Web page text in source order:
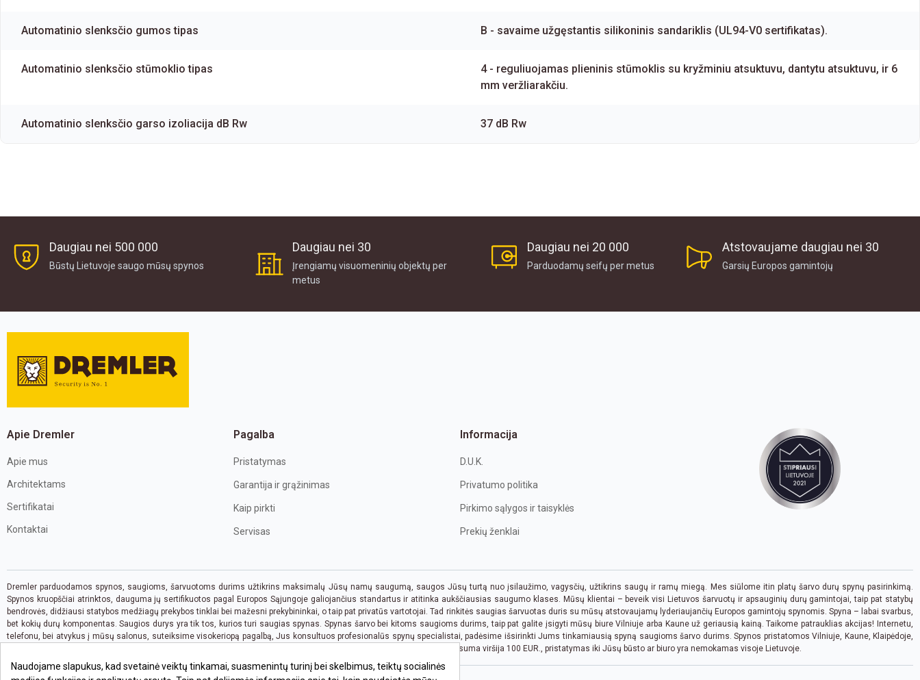
Automatinio slenksčio gumos tipas B - savaime užgęstantis silikoninis sandariklis (UL94-V0 sertifikatas).
Automatinio slenksčio stūmoklio tipas
4 - reguliuojamas plieninis stūmoklis su kryžminiu atsuktuvu, dantytu atsuktuvu, ir 6
mm veržliarakčiu.
Automatinio slenksčio garso izoliacija dB Rw 37 dB Rw
Daugiau nei 500 000
Būstų Lietuvoje saugo mūsų spynos
Daugiau nei 30
Įrengiamų visuomeninių objektų per
metus
Daugiau nei 20 000
Parduodamų seifų per metus
Atstovaujame daugiau nei 30
Garsių Europos gamintojų
Apie Dremler
Apie mus
Architektams
Sertifikatai
Kontaktai
Pagalba
Pristatymas
Garantija ir grąžinimas
Kaip pirkti
Servisas
Informacija
D.U.K.
Privatumo politika
Pirkimo sąlygos ir taisyklės
Prekių ženklai
Dremler parduodamos spynos, saugioms, šarvuotoms durims užtikrins maksimalų Jūsų namų saugumą, saugos Jūsų turtą nuo įsilaužimo, vagysčių, užtikrins saugų ir ramų miegą. Mes siūlome itin platų šarvo durų spynų pasirinkimą.
Spynos kruopščiai atrinktos, dauguma jų sertifikuotos pagal Europos Sąjungoje galiojančius standartus ir atitinka aukščiausias saugumo klases. Mūsų klientai – beveik visi Lietuvos šarvuotų ir apsauginių durų gamintojai, taip pat statybų
bendrovės, didžiausi statybos medžiagų prekybos tinklai bei mažesni prekybininkai, o taip pat privatūs vartotojai. Tad rinkitės saugias šarvuotas duris su mūsų atstovaujamų lyderiaujančių Europos gamintojų spynomis. Spyna – labai svarbus,
bet kokių durų komponentas. Saugios durys yra tik tos, kurios turi saugias spynas. Spynas šarvo bei kitoms saugioms durims, taip pat galite įsigyti mūsų biure Vilniuje arba Kaune už geriausią kainą. Taikome patrauklias akcijas! Internetu,
telefonu, bei atvykus į mūsų salonus, suteiksime visokeriopą pagalbą, Jus konsultuos profesionalūs spynų specialistai, padėsime išsirinkti Jums tinkamiausią spyną saugioms šarvo durims. Spynos pristatomos Vilniuje, Kaune, Klaipėdoje,
Šiauliuose bei kituose Lietuvos miestuose. Perkant pas mus saugių spynų, rankenų, bei bet kurių kitų prekių, kai pirkimo suma viršija 100 EUR., pristatymas iki Jūsų būsto ar biuro yra nemokamas visoje Lietuvoje.
Naudojame slapukus, kad svetainė veiktų tinkamai, suasmenintų turinį bei skelbimus, teiktų socialinės